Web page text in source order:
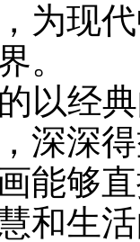
为现
。
以经
深深
能够
和生